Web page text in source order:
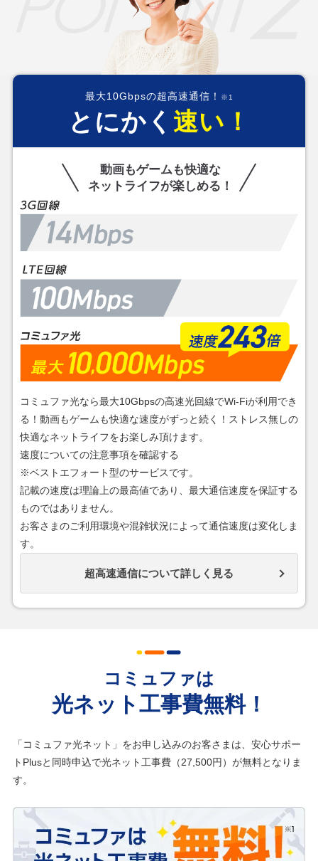
最大10Gbpsの超高速通信！ ※1
とにかく 速い！
動画もゲームも快適な
ネットライフが楽しめる！
コミュファ光なら最大10Gbpsの高速光回線でWi-Fiが利用でき
る！動画もゲームも快適な速度がずっと続く！ストレス無しの
快適なネットライフをお楽しみ頂けます。
速度についての注意事項を確認する
※ベストエフォート型のサービスです。
記載の速度は理論上の最高値であり、最大通信速度を保証する
ものではありません。
お客さまのご利用環境や混雑状況によって通信速度は変化しま
す。
超高速通信について詳しく見る
コミュファは
光ネット工事費無料！
「コミュファ光ネット」をお申し込みのお客さまは、安心サポー
トPlusと同時申込で光ネット工事費（27,500円）が無料となりま
す。